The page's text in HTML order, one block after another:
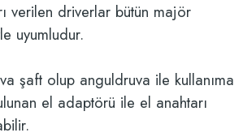
verilen driverlar bütün majör
uyumludur.
şaft olup anguldruva ile kullanıma
el adaptörü ile el anahtarı